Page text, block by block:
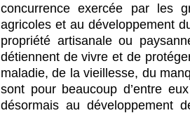
concurrence exercée par les
agricoles et au développement
propriété artisanale ou
détiennent de vivre et de
maladie, de la vieillesse, du
sont pour beaucoup d’entre
désormais au développement